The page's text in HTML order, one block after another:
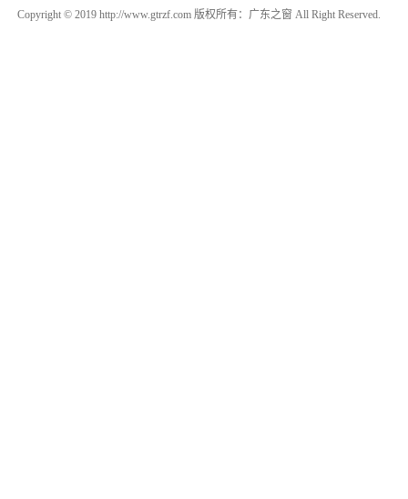
Copyright © 2019 http://www.gtrzf.com 版权所有：广东之窗 All Right Reserved.